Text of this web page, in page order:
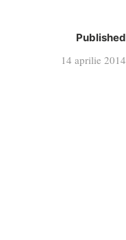
Published
14 aprilie 2014